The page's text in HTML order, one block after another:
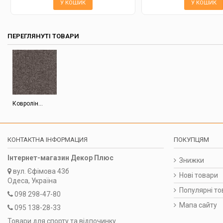
У КОШИК У КОШИК
ПЕРЕГЛЯНУТІ ТОВАРИ
Ковролін...
КОНТАКТНА ІНФОРМАЦИЯ
Інтернет-магазин Декор Плюс
вул. Єфімова 43б
Одеса, Україна
098 298-47-80
095 138-28-33
Товари для спорту та відпочинку
ПОКУПЦЯМ
Знижки
Нові товари
Популярні
Мапа сайту